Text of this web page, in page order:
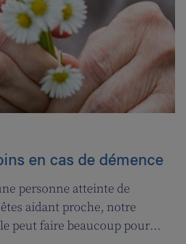
de leurs clients.
en cas de démence
personne atteinte de
aidant proche, notre
peut faire beaucoup pour